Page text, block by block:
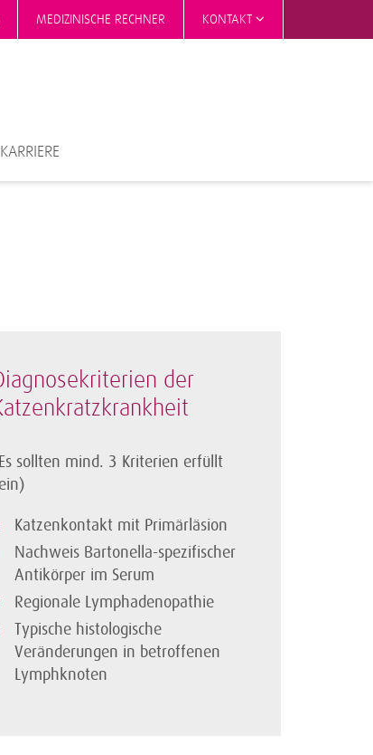
MEDIZINISCHE RECHNER KONTAKT
KARRIERE
der
sollten mind. 3 Kriterien erfüllt
Katzenkontakt mit Primärläsion
Nachweis Bartonella-spezifischer
Antikörper im Serum
Regionale Lymphadenopathie
Typische histologische
Veränderungen in betroffenen
Lymphknoten